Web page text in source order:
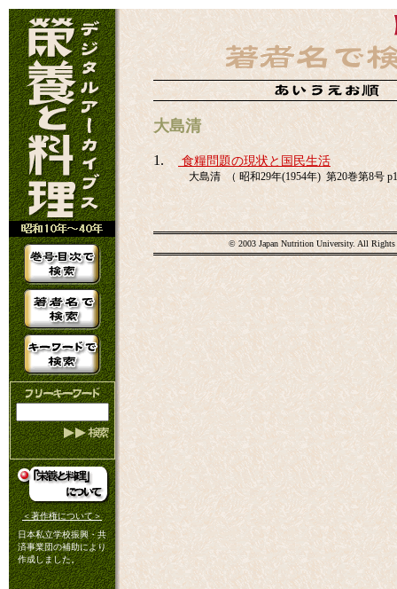
＜著作権について＞
日本私立学校振興・共
済事業団の補助により
作成しました。
大島清
1. 食糧問題の現状と国民生活
大島清 （ 昭和29年(1954年) 第20巻第8号
© 2003 Japan Nutrition University. All Rights